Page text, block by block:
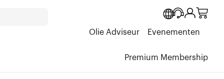
Olie Adviseur Evenementen
Premium Membership